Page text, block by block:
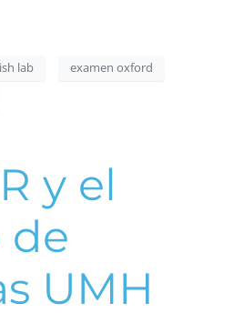
lab
examen oxford
y el
de
UMH